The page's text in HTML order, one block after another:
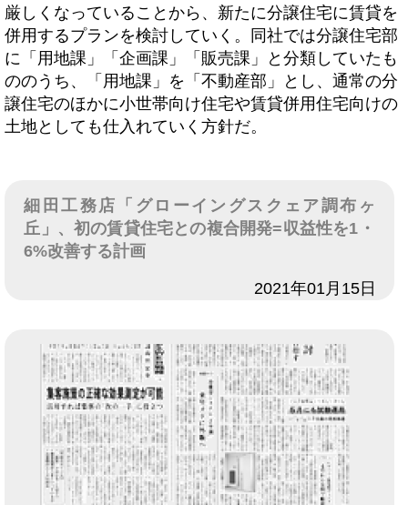
厳しくなっていることから、新たに分譲住宅に賃貸を
併用するプランを検討していく。同社では分譲住宅部
に「用地課」「企画課」「販売課」と分類していたも
ののうち、「用地課」を「不動産部」とし、通常の分
譲住宅のほかに小世帯向け住宅や賃貸併用住宅向けの
土地としても仕入れていく方針だ。
細田工務店「グローイングスクェア調布ヶ
丘」、初の賃貸住宅との複合開発=収益性を1・
6%改善する計画
2021年01月15日